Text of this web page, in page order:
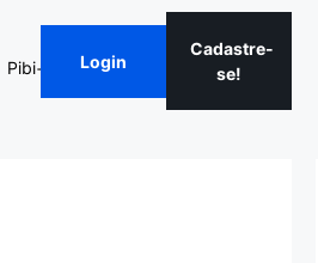
Pibi+
Sobre
Login
Cadastre-
se!